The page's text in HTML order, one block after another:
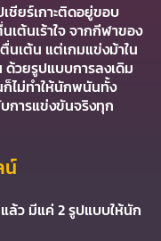
ชียร์เกาะติดอยู่ขอบ
เต้นเร้าใจจากกีฬาของ
นเต้น แต่เกมแข่งม้าใน
ด้วยรูปแบบการลงเดิม
ไม่ทำให้นักพนันทั้ง
การแข่งขันจริงทุก
น์
แล้ว มีแค่ 2รูปแบบให้นัก